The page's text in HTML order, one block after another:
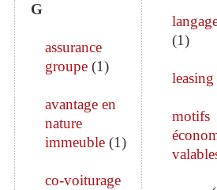
G
assurance
groupe(1)
avantage en
nature
immeuble(1)
co-voiturage
(1)
leasing
motifs